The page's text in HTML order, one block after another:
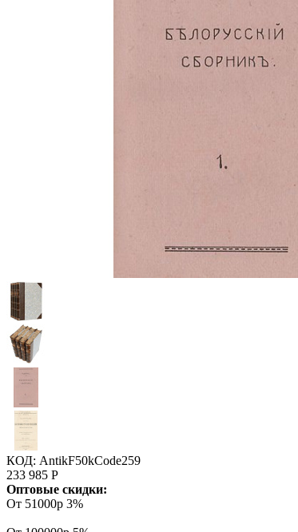
КОД: AntikF50kCode259
233 985 Р
Оптовые скидки:
От 51000р 3%